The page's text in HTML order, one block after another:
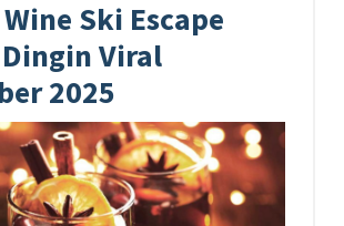
Ski Escape
Viral
2025